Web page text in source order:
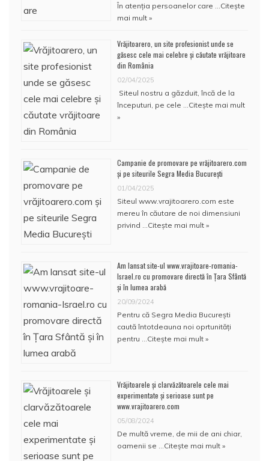
În atenţia persoanelor care … Citește
mai mult »
Vrăjitoarero, un site profesionist unde se
găsesc cele mai celebre și căutate vrăjitoare
din România
02/04/2025
Siteul nostru a găzduit, încă de la
începuturi, pe cele … Citește mai mult
»
Campanie de promovare pe vrăjitoarero.com
și pe siteurile Segra Media București
01/04/2025
Siteul www.vrajitoarero.com este
mereu în căutare de noi dimensiuni
privind … Citește mai mult »
Am lansat site-ul www.vrajitoare-romania-
Israel.ro cu promovare directă în Țara Sfântă
și în lumea arabă
20/09/2024
Pentru că Segra Media București
caută întotdeauna noi oprtunități
pentru … Citește mai mult »
Vrăjitoarele și clarvăzătoarele cele mai
experimentate și serioase sunt pe
www.vrajitoarero.com
05/08/2024
De multă vreme, de mii de ani chiar,
oamenii se … Citește mai mult »